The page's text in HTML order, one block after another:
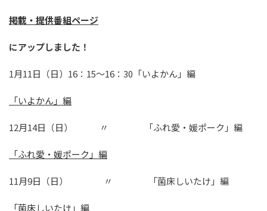
掲載・提供番組ページ
にアップしました！
1月11日（日）16：15～16：30「いよかん」編
「いよかん」編
12月14日（日） 〃 「ふれ愛・媛ポーク」編
「ふれ愛・媛ポーク」編
11月9日（日） 〃 「菌床しいたけ」編
「菌床しいたけ」編